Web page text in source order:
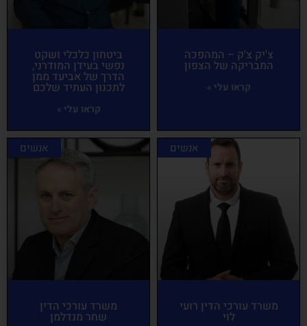
צ'יק צ'ק – המהפכה
המבריקה של הצפון
קראו עלי »
ביטחון כלכלי ושקט
נפשי בעידן המודרני,
הדרך של אביעד ממן
לתכנון העתיד שלכם
קראו עלי »
אנשים
משרד עורכי הדין רועי
לוי
אנשים
משרד עורכי הדין
שחר מנדלמן